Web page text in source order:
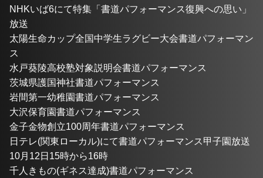
NHKいば6にて特集「書道パフォーマンス復興への思い」
放送
太陽生命カップ全国中学生ラグビー大会書道パフォーマン
ス
水戸葵陵高校塾対象説明会書道パフォーマンス
茨城県護国神社書道パフォーマンス
岩間第一幼稚園書道パフォーマンス
大沢保育園書道パフォーマンス
金子金物創立100周年書道パフォーマンス
日テレ(関東ローカル)にて書道パフォーマンス甲子園放送
10月12日15時から16時
千人きもの(ギネス達成)書道パフォーマンス